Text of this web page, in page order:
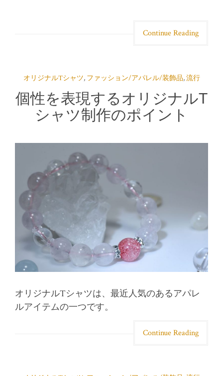
Continue Reading
オリジナルTシャツ, ファッション/アパレル/装飾品,流行
個性を表現するオリジナルT
シャツ制作のポイント
オリジナルTシャツは、最近人気のあるアパレ
ルアイテムの一つです。
Continue Reading